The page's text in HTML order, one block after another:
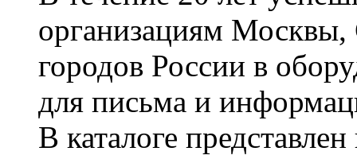
организациям Москвы,
городов России в
для письма и
В каталоге